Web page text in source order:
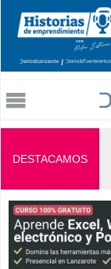
DESTACAMOS